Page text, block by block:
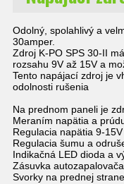
Odolný, spolahlivý a
30amper.
Zdroj K-PO SPS 30-II
rozsahu 9V až 15V a
Tento napájací zdroj je
odolnosti rušenia
Na prednom paneli je
Meraním napätia a
Regulacia napätia 9-15V
Regulacia šumu a
Indikačná LED dioda a
Zásuvka
Svorky na prednej